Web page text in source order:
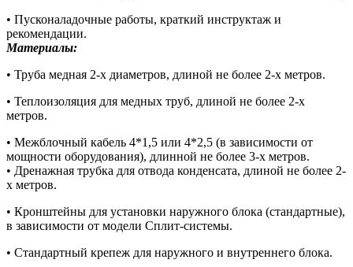
• Пусконаладочные работы, краткий инструктаж и
рекомендации.
Материалы:
• Труба медная 2-х диаметров, длиной не более 2-х метров.
• Теплоизоляция для медных труб, длиной не более 2-х
метров.
• Межблочный кабель 4*1,5 или 4*2,5 (в зависимости от
мощности оборудования), длинной не более 3-х метров.
• Дренажная трубка для отвода конденсата, длиной не более 2-
х метров.
• Кронштейны для установки наружного блока (стандартные),
в зависимости от модели Сплит-системы.
• Стандартный крепеж для наружного и внутреннего блока.